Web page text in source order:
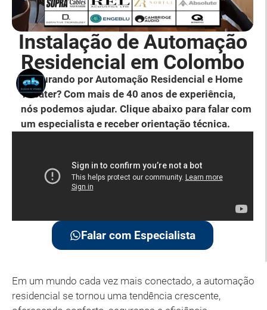
Instalação de Automação
Residencial em Colombo
Procurando por Automação Residencial e Home
Theater? Com mais de 40 anos de experiência,
nós podemos ajudar. Clique abaixo para falar com
um especialista e receber orientação técnica.
Falar com Especialista
Em um mundo cada vez mais conectado, a automação
residencial se tornou uma tendência crescente,